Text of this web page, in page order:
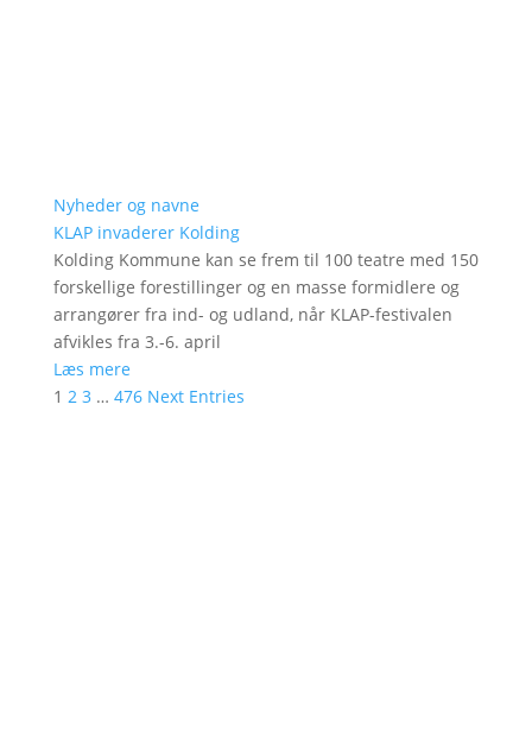
Nyheder og navne
KLAP invaderer Kolding
Kolding Kommune kan se frem til 100 teatre med 150
forskellige forestillinger og en masse formidlere og
arrangører fra ind- og udland, når KLAP-festivalen
afvikles fra 3.-6. april
Læs mere
1 2 3 … 476 Next Entries